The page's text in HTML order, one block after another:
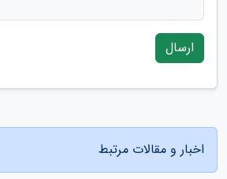
ارسال
اخبار و مقالات مرتبط